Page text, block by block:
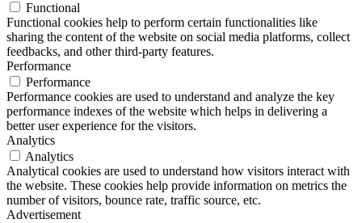
Functional
Functional cookies help to perform certain functionalities like
sharing the content of the website on social media platforms, collect
feedbacks, and other third-party features.
Performance
Performance
Performance cookies are used to understand and analyze the key
performance indexes of the website which helps in delivering a
better user experience for the visitors.
Analytics
Analytics
Analytical cookies are used to understand how visitors interact with
the website. These cookies help provide information on metrics the
number of visitors, bounce rate, traffic source, etc.
Advertisement